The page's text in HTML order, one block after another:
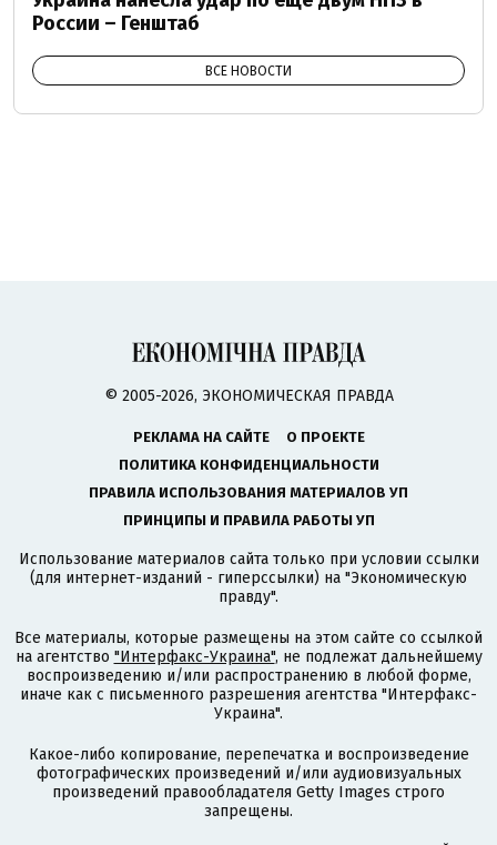
России – Генштаб
ВСЕ НОВОСТИ
© 2005-2026, ЭКОНОМИЧЕСКАЯ ПРАВДА
РЕКЛАМА НА САЙТЕ
О ПРОЕКТЕ
ПОЛИТИКА КОНФИДЕНЦИАЛЬНОСТИ
ПРАВИЛА ИСПОЛЬЗОВАНИЯ МАТЕРИАЛОВ УП
ПРИНЦИПЫ И ПРАВИЛА РАБОТЫ УП
Использование материалов сайта только при условии ссылки
(для интернет-изданий - гиперссылки) на "Экономическую
правду".
Все материалы, которые размещены на этом сайте со ссылкой
на агентство "Интерфакс-Украина", не подлежат дальнейшему
воспроизведению и/или распространению в любой форме,
иначе как с письменного разрешения агентства "Интерфакс-
Украина".
Какое-либо копирование, перепечатка и воспроизведение
фотографических произведений и/или аудиовизуальных
произведений правообладателя Getty Images строго
запрещены.